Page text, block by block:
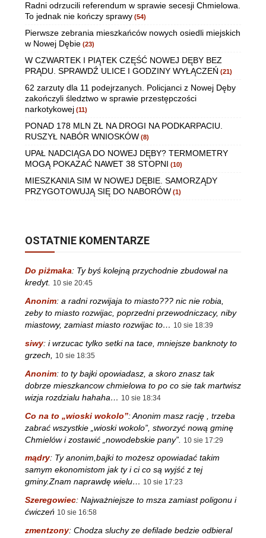
Radni odrzucili referendum w sprawie secesji Chmielowa.
To jednak nie kończy sprawy (54)
Pierwsze zebrania mieszkańców nowych osiedli miejskich
w Nowej Dębie (23)
W CZWARTEK I PIĄTEK CZĘŚĆ NOWEJ DĘBY BEZ
PRĄDU. SPRAWDŹ ULICE I GODZINY WYŁĄCZEŃ (21)
62 zarzuty dla 11 podejrzanych. Policjanci z Nowej Dęby
zakończyli śledztwo w sprawie przestępczości
narkotykowej (11)
PONAD 178 MLN ZŁ NA DROGI NA PODKARPACIU.
RUSZYŁ NABÓR WNIOSKÓW (8)
UPAŁ NADCIĄGA DO NOWEJ DĘBY? TERMOMETRY
MOGĄ POKAZAĆ NAWET 38 STOPNI (10)
MIESZKANIA SIM W NOWEJ DĘBIE. SAMORZĄDY
PRZYGOTOWUJĄ SIĘ DO NABORÓW (1)
OSTATNIE KOMENTARZE
Do piżmaka: Ty byś kolejną przychodnie zbudował na
kredyt. 10 sie 20:45
Anonim: a radni rozwijaja to miasto??? nic nie robia,
zeby to miasto rozwijac, poprzedni przewodniczacy, niby
miastowy, zamiast miasto rozwijac to… 10 sie 18:39
siwy: i wrzucac tylko setki na tace, mniejsze banknoty to
grzech,
10 sie 18:35
Anonim: to ty bajki opowiadasz, a skoro znasz tak
dobrze mieszkancow chmielowa to po co sie tak martwisz
wizja rozdzialu hahaha… 10 sie 18:34
Co na to „wioski wokolo”:Anonim masz rację , trzeba
zabrać wszystkie „wioski wokolo”, stworzyć nową gminę
Chmielów i zostawić „nowodebskie pany”.
10 sie 17:29
mądry: Ty anonim,bajki to możesz opowiadać takim
samym ekonomistom jak ty i ci co są wyjść z tej
gminy.Znam naprawdę wielu… 10 sie 17:23
Szeregowiec: Najważniejsze to msza zamiast poligonu i
ćwiczeń 10 sie 16:58
zmentzony: Chodza sluchy ze defilade bedzie odbieral